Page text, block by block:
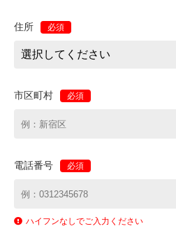
住所 必須
市区町村 必須
電話番号 必須
ハイフンなしでご入力ください